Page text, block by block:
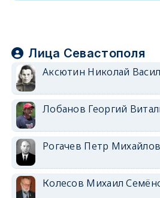
Лица Севастополя
Аксютин Николай
Лобанов Георгий
Рогачев Петр
Колесов Михаил